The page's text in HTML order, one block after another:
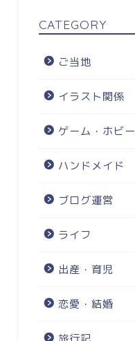
CATEGORY
ご当地
イラスト関係
ゲーム・ホビー
ハンドメイド
ブログ運営
ライフ
出産・育児
恋愛・結婚